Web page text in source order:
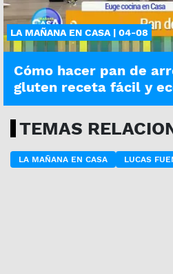
LA MAÑANA EN CASA | 04-08
Cómo hacer pan de
gluten receta fácil y
TEMAS
LA MAÑANA EN CASA LUCAS